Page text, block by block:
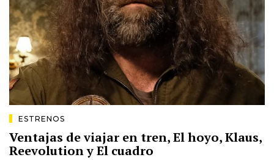
ESTRENOS
Ventajas de viajar en tren, El hoyo, Klaus,
Reevolution y El cuadro